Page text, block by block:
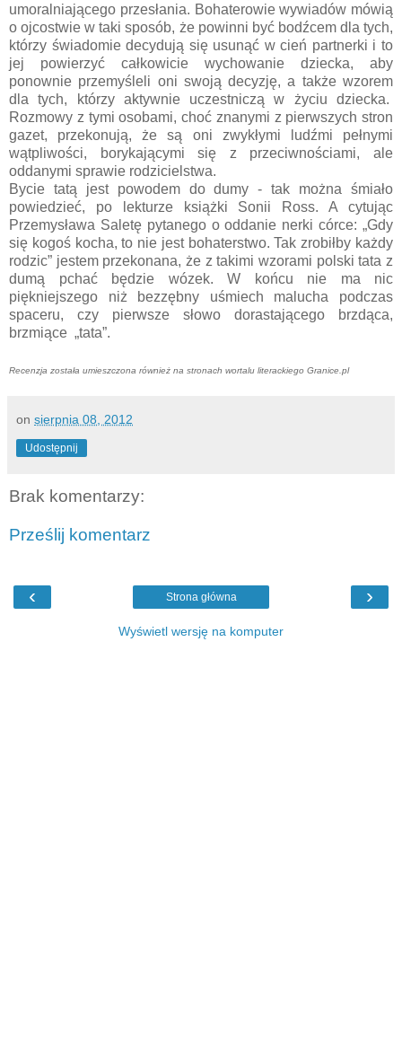
umoralniającego przesłania. Bohaterowie wywiadów mówią
o ojcostwie w taki sposób, że powinni być bodźcem dla tych,
którzy świadomie decydują się usunąć w cień partnerki i to
jej powierzyć całkowicie wychowanie dziecka, aby
ponownie przemyśleli oni swoją decyzję, a także wzorem
dla tych, którzy aktywnie uczestniczą w życiu dziecka.
Rozmowy z tymi osobami, choć znanymi z pierwszych stron
gazet, przekonują, że są oni zwykłymi ludźmi pełnymi
wątpliwości, borykającymi się z przeciwnościami, ale
oddanymi sprawie rodzicielstwa.
Bycie tatą jest powodem do dumy - tak można śmiało
powiedzieć, po lekturze książki Sonii Ross. A cytując
Przemysława Saletę pytanego o oddanie nerki córce: „Gdy
się kogoś kocha, to nie jest bohaterstwo. Tak zrobiłby każdy
rodzic” jestem przekonana, że z takimi wzorami polski tata z
dumą pchać będzie wózek. W końcu nie ma nic
piękniejszego niż bezzębny uśmiech malucha podczas
spaceru, czy pierwsze słowo dorastającego brzdąca,
brzmiące „tata”.
Recenzja została umieszczona również na stronach wortalu literackiego Granice.pl
on sierpnia 08, 2012
Udostępnij
Brak komentarzy:
Prześlij komentarz
‹ ›
Strona główna
Wyświetl wersję na komputer